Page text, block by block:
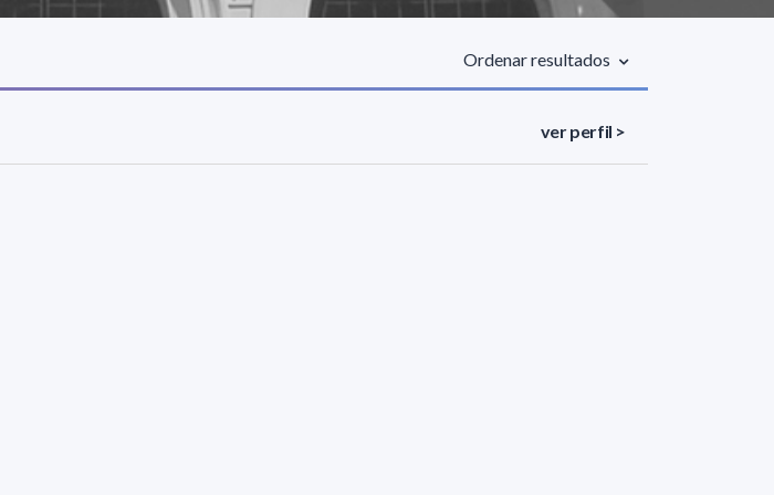
Ordenar resultados
ver perfil >